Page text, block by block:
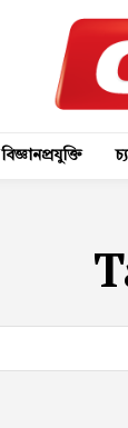
বিজ্ঞানপ্রযুক্তি